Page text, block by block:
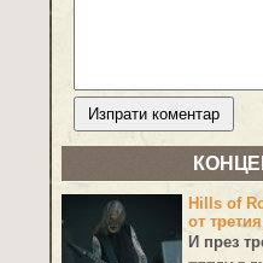
Hills of
от
И през